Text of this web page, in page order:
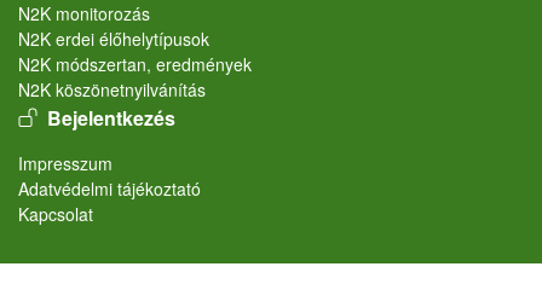
N2K monitorozás
N2K erdei élőhelytípusok
N2K módszertan, eredmények
N2K köszönetnyilvánítás
User account menu
Bejelentkezés
Lábléc
Impresszum
Adatvédelmi tájékoztató
Kapcsolat